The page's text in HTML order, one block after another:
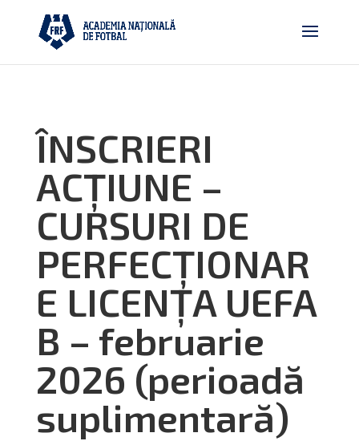
ÎNSCRIERI
ACȚIUNE –
CURSURI DE
PERFECȚIONAR
E LICENȚA UEFA
B – februarie
2026 (perioadă
suplimentară)